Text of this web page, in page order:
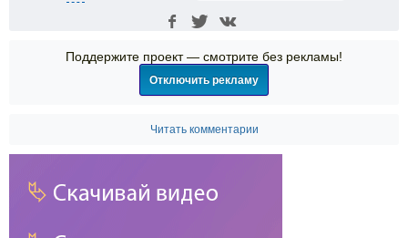
Поддержите проект — смотрите без рекламы!
Отключить рекламу
Читать комментарии